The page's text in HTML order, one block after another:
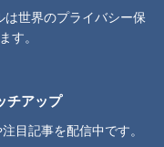
世界のプライバシー保
す。
チアップ
目記事を配信中です。